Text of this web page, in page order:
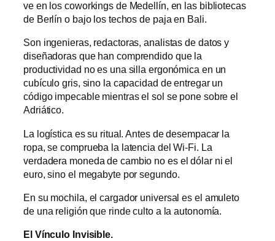
ve en los coworkings de Medellín, en las bibliotecas
de Berlín o bajo los techos de paja en Bali.
Son ingenieras, redactoras, analistas de datos y
diseñadoras que han comprendido que la
productividad no es una silla ergonómica en un
cubículo gris, sino la capacidad de entregar un
código impecable mientras el sol se pone sobre el
Adriático.
La logística es su ritual. Antes de desempacar la
ropa, se comprueba la latencia del Wi-Fi. La
verdadera moneda de cambio no es el dólar ni el
euro, sino el megabyte por segundo.
En su mochila, el cargador universal es el amuleto
de una religión que rinde culto a la autonomía.
El Vínculo Invisible.